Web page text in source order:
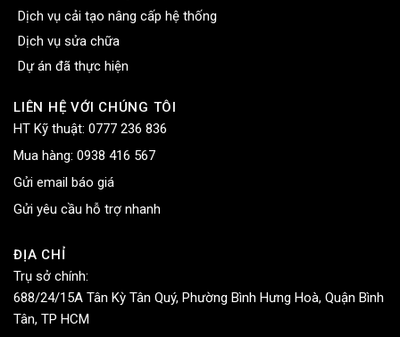
Dịch vụ cải tạo nâng cấp hệ thống
Dịch vụ sửa chữa
Dự án đã thực hiện
LIÊN HỆ VỚI CHÚNG TÔI
HT Kỹ thuật: 0777 236 836
Mua hàng: 0938 416 567
Gửi email báo giá
Gửi yêu cầu hỗ trợ nhanh
ĐỊA CHỈ
Trụ sở chính:
688/24/15A Tân Kỳ Tân Quý, Phường Bình Hưng Hoà, Quận Bình
Tân, TP HCM